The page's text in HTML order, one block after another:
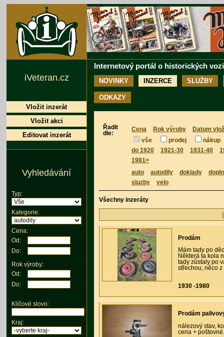
Internetový portál o historických
NOVINKY INZERCE SLUŽBY
ODKAZY
Řadit
dle:
Cena Rok výroby
Datum
vše
prodej
nákup
do 1920
1921-30 1931-40
1981>
auto
autodily doklady
sluzby
velo
Všechny inzeráty
Prodám
Mám tady po
Některá ta kola
tady zůstaly po
střechou, něco
1930 -1980
Prodám
nálezový stav,
cena +
iVeteran.cz
Vložit inzerát
Vložit akci
Editovat inzerát
Vyhledávání
Typ:
Kategorie:
Cena:
Od:
Do:
Rok výroby:
Od:
Do:
Klíčové slovo:
Kraj: